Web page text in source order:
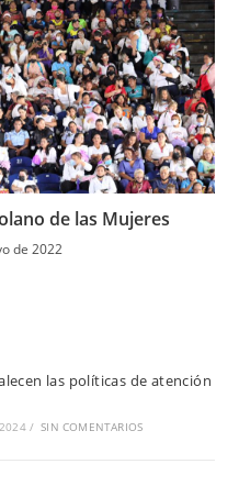
de las Mujeres
de 2022
las políticas de atención
/ SIN COMENTARIOS